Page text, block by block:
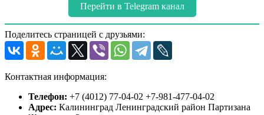
Перейти в Telegram канал
Поделитесь страницей с друзьями:
Контактная информация:
Телефон: +7 (4012) 77-04-02 +7-981-477-04-02
Адрес: Калининград Ленинградский район Партизана